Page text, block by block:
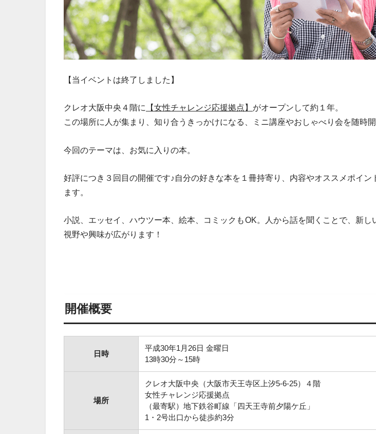
【当イベントは終了しました】
クレオ大阪中央４階に 【女性チャレンジ応援拠点】 がオープンして約１年。
この場所に人が集まり、知り合うきっかけになる、ミニ講座やおしゃべり会を随時開
今回のテーマは、お気に入りの本。
好評につき３回目の開催です♪自分の好きな本を１冊持寄り、内容やオススメポイン
ます。
小説、エッセイ、ハウツー本、絵本、コミックもOK。人から話を聞くことで、新し
視野や興味が広がります！
開催概要
日時
平成30年1月26日 金曜日
13時30分～15時
場所
クレオ大阪中央（大阪市天王寺区上汐5-6-25）４階
女性チャレンジ応援拠点
（最寄駅）地下鉄谷町線「四天王寺前夕陽ケ丘」
1・2号出口から徒歩約3分